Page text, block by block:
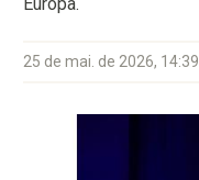
25 de mai. de 2026, 14:39